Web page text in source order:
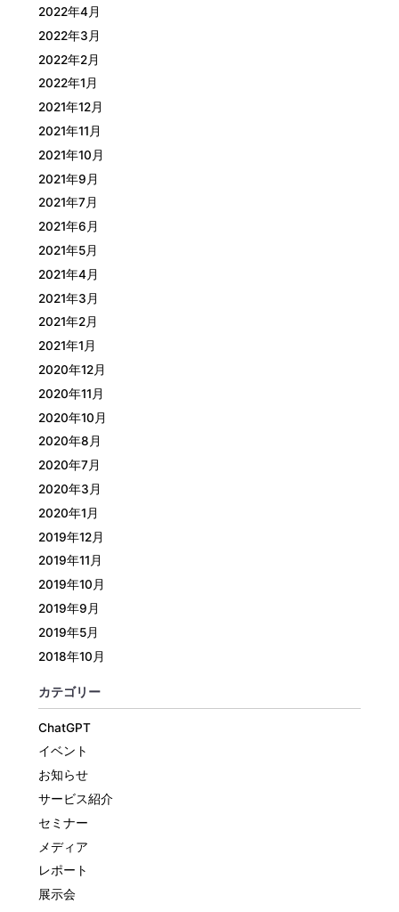
2022年4月
2022年3月
2022年2月
2022年1月
2021年12月
2021年11月
2021年10月
2021年9月
2021年7月
2021年6月
2021年5月
2021年4月
2021年3月
2021年2月
2021年1月
2020年12月
2020年11月
2020年10月
2020年8月
2020年7月
2020年3月
2020年1月
2019年12月
2019年11月
2019年10月
2019年9月
2019年5月
2018年10月
カテゴリー
ChatGPT
イベント
お知らせ
サービス紹介
セミナー
メディア
レポート
展示会